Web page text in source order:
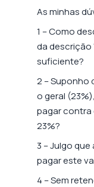
As minhas
1 – Como
da descrição
suficiente?
2 – Suponho
o geral
pagar contra
23%?
3 – Julgo
pagar este
4 – Sem